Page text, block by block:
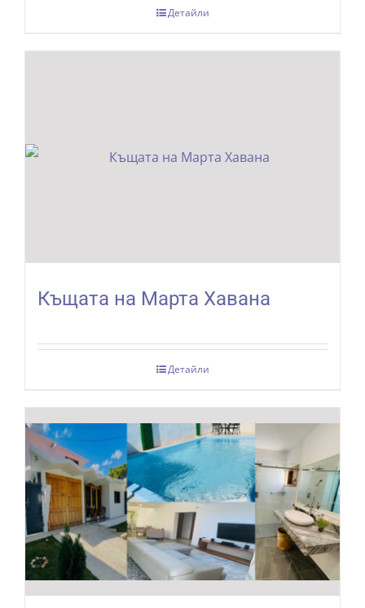
Детайли
Къщата на Марта Хавана
Детайли